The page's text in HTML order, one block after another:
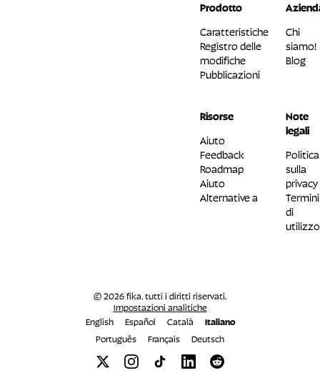
Prodotto
Caratteristiche
Registro delle
modifiche
Pubblicazioni
Chi
siamo!
Blog
Risorse
Aiuto
Feedback
Roadmap
Aiuto
Alternative a
Note
legali
Politica
sulla
privacy
Termini
di
utilizzo
© 2026 fika. tutti i diritti riservati.
Impostazioni analitiche
English
Español Català
Italiano
Português
Français Deutsch